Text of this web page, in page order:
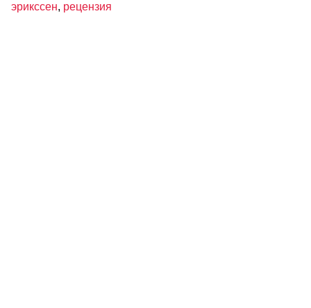
эрикссен, рецензия